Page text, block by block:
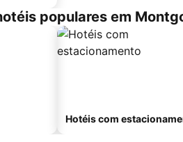
populares em
Hotéis com